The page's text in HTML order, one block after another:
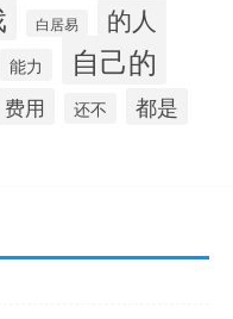
白居易 的人
能力 自己的
费用 还不 都是